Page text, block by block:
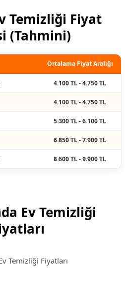
Temizliği Fiyat
(Tahmini)
Ortalama Fiyat Aralığı
4.100 TL - 4.750 TL
4.100 TL - 4.750 TL
5.300 TL - 6.100 TL
6.850 TL - 7.900 TL
8.600 TL - 9.900 TL
Ev Temizliği
Temizliği Fiyatları